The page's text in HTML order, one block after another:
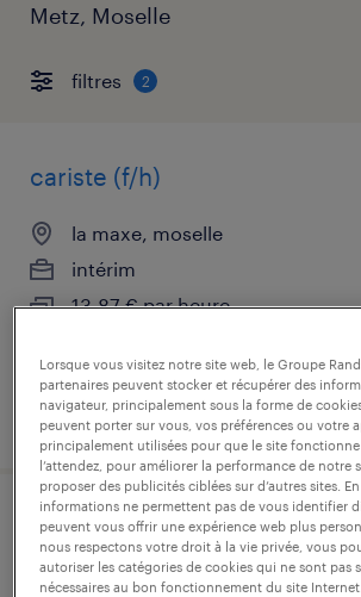
Metz, Moselle
filtres 2
cariste (f/h)
la maxe, moselle
intérim
13,87 € par heure
publié le 26 juin 2026
agent de tri (f/h)
woippy, moselle
Lorsque vous visitez notre site web, le Groupe
partenaires peuvent stocker et récupérer des
navigateur, principalement sous la forme de
peuvent porter sur vous, vos préférences ou votre
principalement utilisées pour que le site
l’attendez, pour améliorer la performance de notre
proposer des publicités ciblées sur d’autres sites.
informations ne permettent pas de vous identifier
peuvent vous offrir une expérience web plus
nous respectons votre droit à la vie privée, vous
autoriser les catégories de cookies qui ne sont pas
nécessaires au bon fonctionnement du site